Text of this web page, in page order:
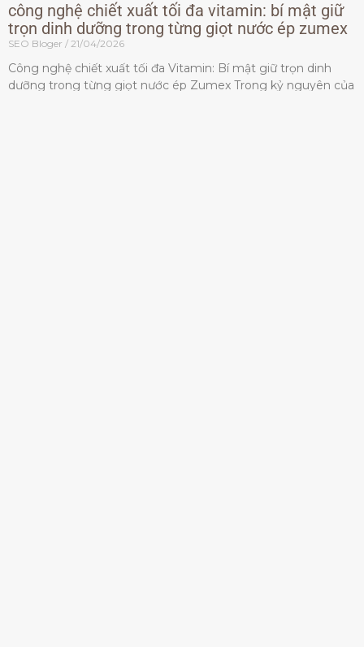
công nghệ chiết xuất tối đa vitamin: bí mật giữ
trọn dinh dưỡng trong từng giọt nước ép zumex
SEO Bloger 21/04/2026
Công nghệ chiết xuất tối đa Vitamin: Bí mật giữ trọn dinh
dưỡng trong từng giọt nước ép Zumex Trong kỷ nguyên của